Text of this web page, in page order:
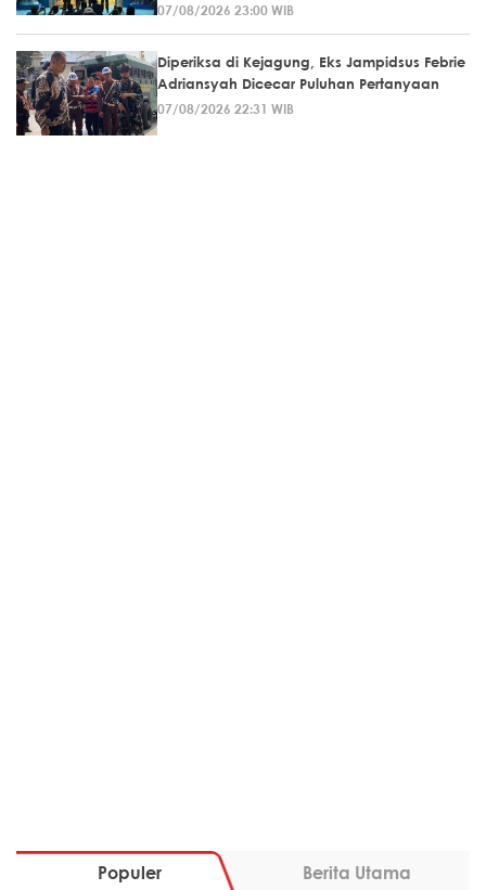
07/08/2026 23:00 WIB
Diperiksa di Kejagung, Eks Jampidsus Febrie
Adriansyah Dicecar Puluhan Pertanyaan
07/08/2026 22:31 WIB
Populer Berita Utama